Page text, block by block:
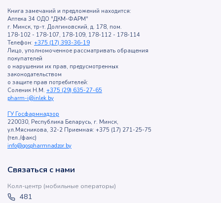
Книга замечаний и предложений находится:
Аптека 34 ОДО "ДКМ-ФАРМ"
г. Минск, тр-т. Долгиновский, д. 178, пом.
178-102 - 178-107, 178-109, 178-112 - 178-114
Телефон: +375 (17) 393-36-19
Лицо, уполномоченное рассматривать обращения
покупателей
о нарушении их прав, предусмотренных
законодательством
о защите прав потребителей:
Соленик Н.М. +375 (29) 635-27-65
pharm-i@inlek.by
ГУ Госфармнадзор
220030, Республика Беларусь, г. Минск,
ул.Мясникова, 32-2 Приемная: +375 (17) 271-25-75
(тел./факс)
info@gospharmnadzor.by
Связаться с нами
Колл-центр (мобильные операторы)
481